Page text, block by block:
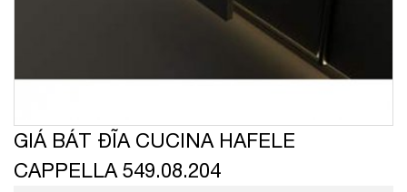
GIÁ BÁT ĐĨA CUCINA HAFELE
CAPPELLA 549.08.204